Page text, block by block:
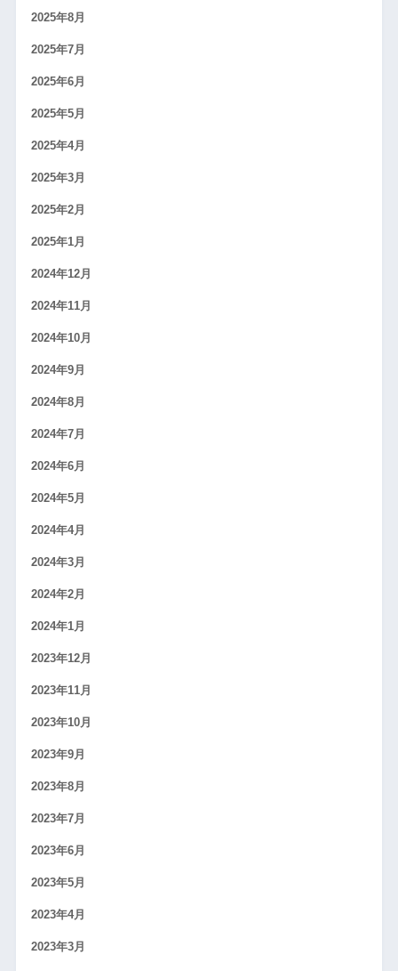
2025年8月
2025年7月
2025年6月
2025年5月
2025年4月
2025年3月
2025年2月
2025年1月
2024年12月
2024年11月
2024年10月
2024年9月
2024年8月
2024年7月
2024年6月
2024年5月
2024年4月
2024年3月
2024年2月
2024年1月
2023年12月
2023年11月
2023年10月
2023年9月
2023年8月
2023年7月
2023年6月
2023年5月
2023年4月
2023年3月